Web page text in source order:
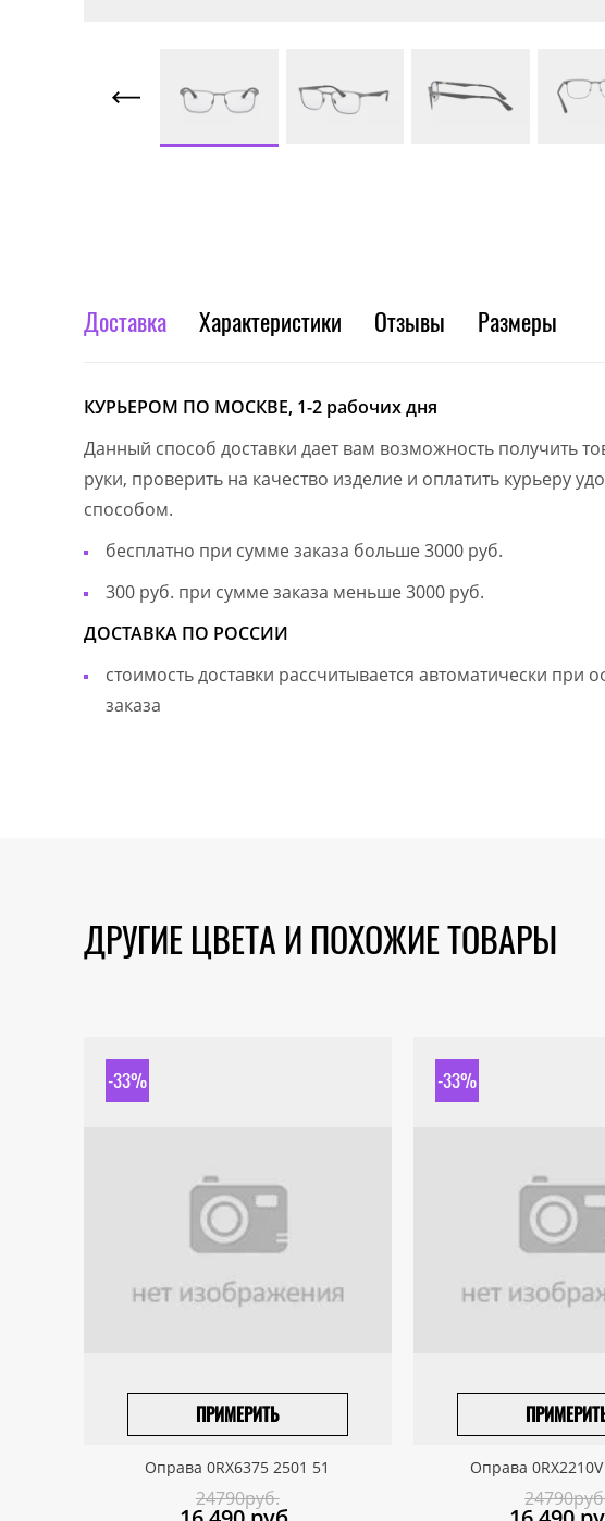
Доставка Характеристики Отзывы Размеры
КУРЬЕРОМ ПО МОСКВЕ, 1-2 рабочих дня
Данный способ доставки дает вам возможность получить
руки, проверить на качество изделие и оплатить курьеру
способом.
бесплатно при сумме заказа больше 3000 руб.
300 руб. при сумме заказа меньше 3000 руб.
ДОСТАВКА ПО РОССИИ
стоимость доставки рассчитывается автоматически при
заказа
ДРУГИЕ ЦВЕТА И ПОХОЖИЕ ТОВАРЫ
-33%
ПРИМЕРИТЬ
ПРИВЕЗТИ ПОД ЗАКАЗ
Оправа 0RX6375 2501 51
24790руб.
-33%
ПРИВЕЗТИ ПОД
Оправа